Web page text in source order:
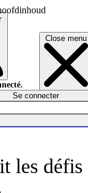
Close menu
Se connecter
les défis